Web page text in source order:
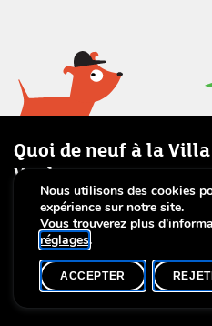
Quoi de neuf à la Villa
Vauban
5 AOÛT
Villa Plage : Empreintes
sur aluminium
Mercredi, 14h00 (FR/EN)
Workshop
Nous utilisons des cookies
expérience sur notre site.
Vous trouverez plus
réglages.
ACCEPTER